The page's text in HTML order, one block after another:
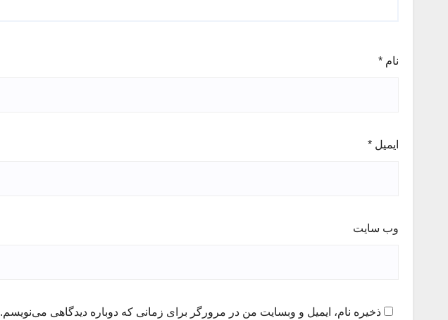
نام *
ایمیل *
وب‌ سایت
ذخیره نام، ایمیل و وبسایت من در مرورگر برای زمانی که دوباره دیدگاهی می‌نویسم.